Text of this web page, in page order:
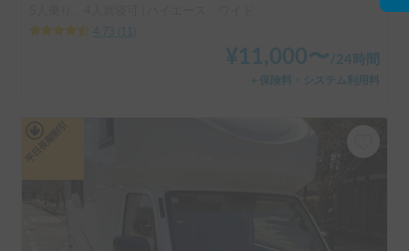
4.73
¥ 11,000〜 /24時間
＋保険料・システム利用料